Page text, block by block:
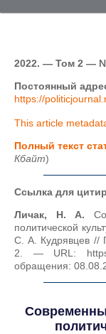
2022. — Том 2 —
Постоянный
https://
This article
Полный текст
Кбайт)
Ссылка для
Личак, Н. А.
политической
С. А. Кудрявцев
2. — URL: https://
обращения: